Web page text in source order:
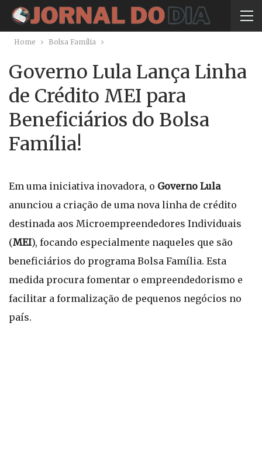
Home Bolsa Família
Governo Lula Lança Linha
de Crédito MEI para
Beneficiários do Bolsa
Família!
Em uma iniciativa inovadora, o Governo Lula
anunciou a criação de uma nova linha de crédito
destinada aos Microempreendedores Individuais
(MEI), focando especialmente naqueles que são
beneficiários do programa Bolsa Família. Esta
medida procura fomentar o empreendedorismo e
facilitar a formalização de pequenos negócios no
país.